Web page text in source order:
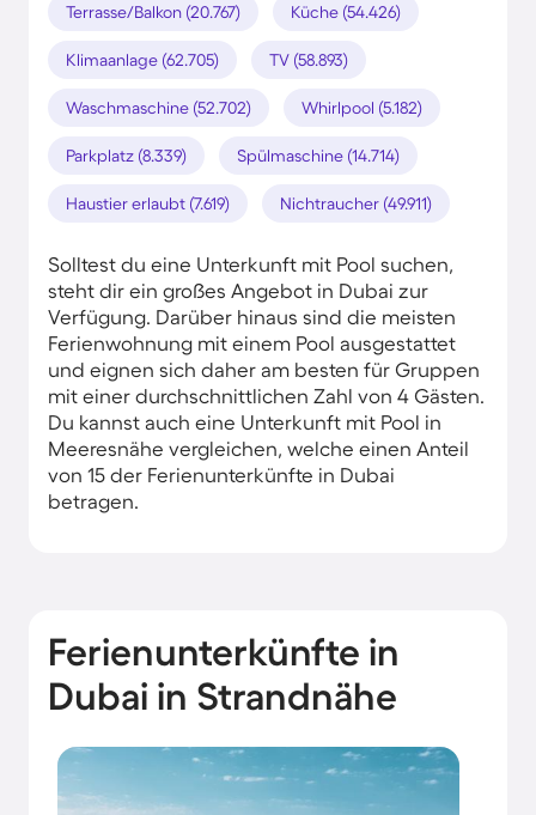
Terrasse/Balkon (20.767) Küche (54.426)
Klimaanlage (62.705) TV (58.893)
Waschmaschine (52.702) Whirlpool (5.182)
Parkplatz (8.339) Spülmaschine (14.714)
Haustier erlaubt (7.619) Nichtraucher (49.911)
Solltest du eine Unterkunft mit Pool suchen,
steht dir ein großes Angebot in Dubai zur
Verfügung. Darüber hinaus sind die meisten
Ferienwohnung mit einem Pool ausgestattet
und eignen sich daher am besten für Gruppen
mit einer durchschnittlichen Zahl von 4 Gästen.
Du kannst auch eine Unterkunft mit Pool in
Meeresnähe vergleichen, welche einen Anteil
von 15 der Ferienunterkünfte in Dubai
betragen.
Ferienunterkünfte in
Dubai in Strandnähe